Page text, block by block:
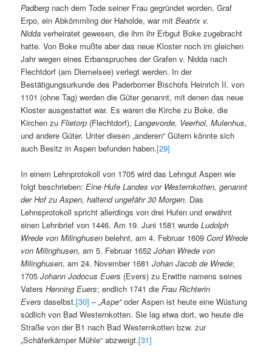
Padberg nach dem Tode seiner Frau gegründet worden. Graf
Erpo, ein Abkömmling der Haholde, war mitBeatrix v.
Nidda verheiratet gewesen, die ihm ihr Erbgut Boke zugebracht
hatte. Von Boke mußte aber das neue Kloster noch im gleichen
Jahr wegen eines Erbanspruches der Grafen v. Nidda nach
Flechtdorf (am Diemelsee) verlegt werden. In der
Bestätigungsurkunde des Paderborner Bischofs Heinrich II. von
1101 (ohne Tag) werden die Güter genannt, mit denen das neue
Kloster ausgestattet war. Es waren die Kirche zu Boke, die
Kirchen zuFlietorp (Flechtdorf),Langevorde, Veerhol, Mulenhus,
und andere Güter. Unter diesen „anderen“ Gütern könnte sich
auch Besitz in Aspen befunden haben.[29]
In einem Lehnprotokoll von 1705 wird das Lehngut Aspen wie
folgt beschrieben:Eine Hufe Landes vor Westernkotten, genannt
der Hof zu Aspen, haltend ungefähr 30 Morgen. Das
Lehnsprotokoll spricht allerdings von drei Hufen und erwähnt
einen Lehnbrief von 1446. Am 19. Juni 1581 wurdeLudolph
Wrede von Milinghusen belehnt, am 4. Februar 1609Cord Wrede
von Milinghusen, am 5. Februar 1652Johan Wrede von
Milinghusen, am 24. November 1681Johan Jacob de Wrede;
1705Johann Jodocus Euers (Evers) zu Erwitte namens seines
VatersHenning Euers; endlich 1741 dieFrau Richterin
Evers daselbst.[30] –„Aspe“oder Aspen ist heute eine Wüstung
südlich von Bad Westernkotten. Sie lag etwa dort, wo heute die
Straße von der B1 nach Bad Westernkotten bzw. zur
„Schäferkämper Mühle“ abzweigt.[31]